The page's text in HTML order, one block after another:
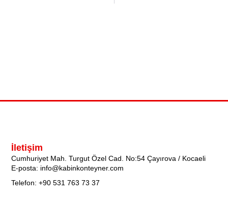
İletişim
Cumhuriyet Mah. Turgut Özel Cad. No:54 Çayırova / Kocaeli
E-posta: info@kabinkonteyner.com
Telefon: +90 531 763 73 37